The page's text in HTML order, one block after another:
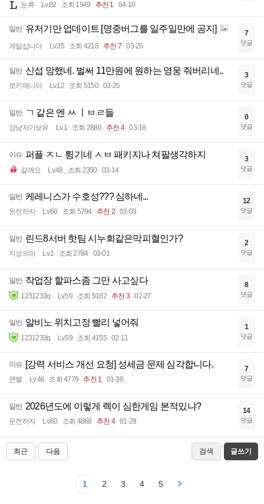
눈류 Lv.82 조회 1949 추천 1 04-10
일반 유저기만 업데이트 [명중버그를 일주일만에 공지]
게일삽니더 Lv.35 조회 4218 추천 7 03-25
7
댓글
일반 신섭 망했네. 벌써 11만원에 원하는 영웅 줘버리네..
로키매니아 Lv.12 조회 5150 03-25
3
댓글
일반 ㄱ 같은 엔 ㅆ ㅣㅂㄹ들
강남자가보유 Lv.1 조회 2886 추천 4 03-18
0
댓글
이슈 퍼플 ㅈㄴ 튕기네 ㅅㅂ 패키지나 쳐팔생각하지
갈께요 Lv.48 조회 2350 03-14
3
댓글
일반 케레니스가 수호성??? 심하네...
운전하자 Lv.60 조회 5794 추천 2 03-03
12
댓글
일반 린드8서버 핫팀 시누회같은막피혈인가?
지성의미 Lv.1 조회 2784 03-01
2
댓글
일반 작업장 할파스좀 그만 사고싶다
1231233q Lv.59 조회 5182 추천 3 02-27
8
댓글
일반 알비노 위치고정 빨리 넣어줘
1231233q Lv.59 조회 4155 02-11
1
댓글
이슈 [강력 서비스 개선 요청] 성세금 문제 심각합니다.
큰별 Lv.46 조회 4779 추천 1 01-30
7
댓글
일반 2026년도에 이렇게 렉이 심한게임 본적있냐?
운전하자 Lv.60 조회 4868 추천 4 01-29
14
댓글
최근 다음 검색 글쓰기
1 2 3 4 5